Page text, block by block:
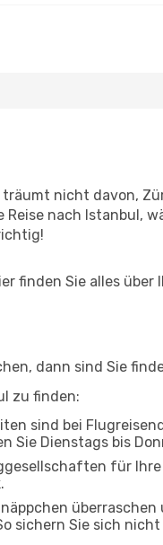
träumt nicht davon,
nach Istanbul,
Sie alles über
dann sind Sie
zu finden:
sind bei
Dienstags bis
für
Sie sich